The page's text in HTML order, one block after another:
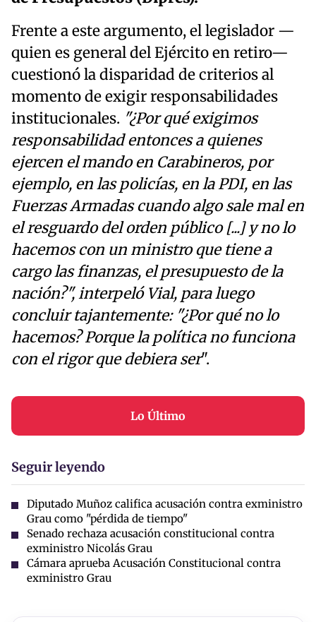
Frente a este argumento, el legislador —
quien es general del Ejército en retiro—
cuestionó la disparidad de criterios al
momento de exigir responsabilidades
institucionales. "¿Por qué exigimos
responsabilidad entonces a quienes
ejercen el mando en Carabineros, por
ejemplo, en las policías, en la PDI, en las
Fuerzas Armadas cuando algo sale mal en
el resguardo del orden público [...] y no lo
hacemos con un ministro que tiene a
cargo las finanzas, el presupuesto de la
nación?", interpeló Vial, para luego
concluir tajantemente: "¿Por qué no lo
hacemos? Porque la política no funciona
con el rigor que debiera ser".
Lo Último
Seguir leyendo
Diputado Muñoz califica acusación contra exministro
Grau como "pérdida de tiempo"
Senado rechaza acusación constitucional contra
exministro Nicolás Grau
Cámara aprueba Acusación Constitucional contra
exministro Grau